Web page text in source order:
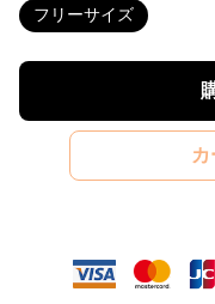
フリーサイズ